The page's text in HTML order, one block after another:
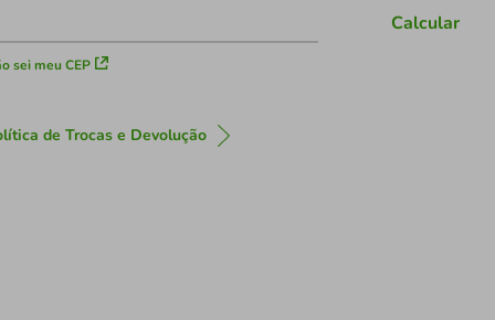
sei meu CEP
Calcular
de Trocas e Devolução